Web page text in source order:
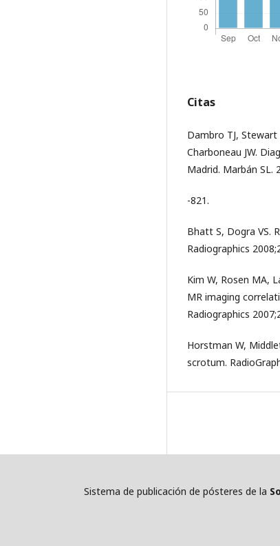
Citas
Dambro TJ, Stewart
Charboneau JW.
Madrid. Marbán SL.
-821.
Bhatt S, Dogra VS.
Radiographics
Kim W, Rosen MA,
MR imaging
Radiographics
Horstman W,
scrotum.
Sistema de publicación de pósteres de la